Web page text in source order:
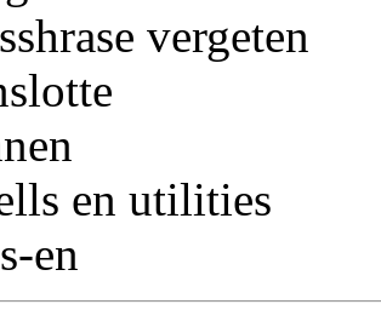
vergeten
en utilities
en